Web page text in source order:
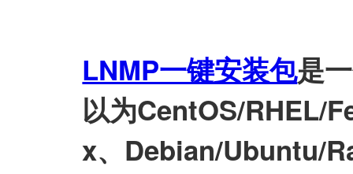
LNMP一键安装包是
以为CentOS/RHEL/
x、Debian/Ubuntu/